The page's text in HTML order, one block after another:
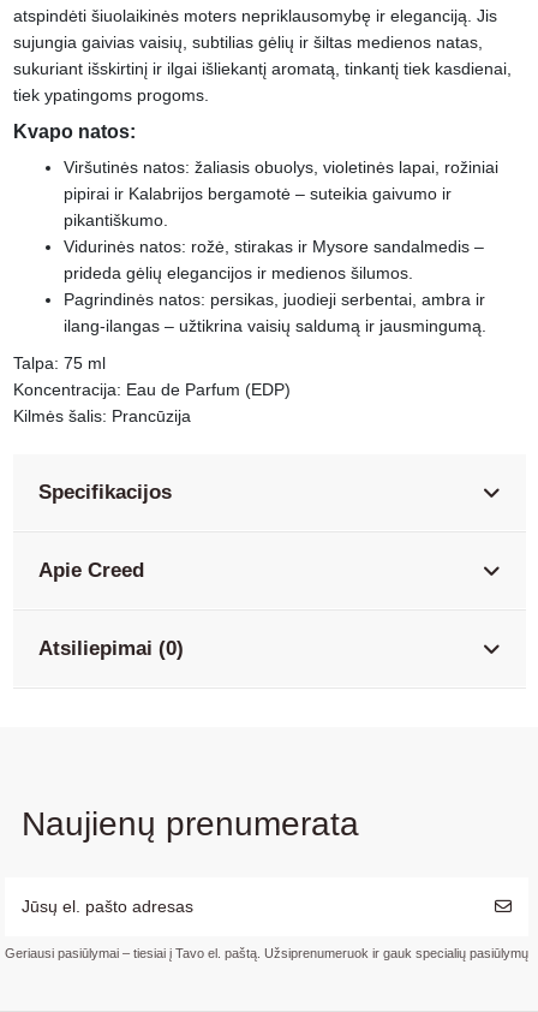
atspindėti šiuolaikinės moters nepriklausomybę ir eleganciją. Jis
sujungia gaivias vaisių, subtilias gėlių ir šiltas medienos natas,
sukuriant išskirtinį ir ilgai išliekantį aromatą, tinkantį tiek kasdienai,
tiek ypatingoms progoms.
Kvapo natos:
Viršutinės natos: žaliasis obuolys, violetinės lapai, rožiniai
pipirai ir Kalabrijos bergamotė – suteikia gaivumo ir
pikantiškumo.
Vidurinės natos: rožė, stirakas ir Mysore sandalmedis –
prideda gėlių elegancijos ir medienos šilumos.
Pagrindinės natos: persikas, juodieji serbentai, ambra ir
ilang-ilangas – užtikrina vaisių saldumą ir jausmingumą.
Talpa: 75 ml
Koncentracija: Eau de Parfum (EDP)
Kilmės šalis: Prancūzija
Specifikacijos
Apie Creed
Atsiliepimai (0)
Naujienų prenumerata
Geriausi pasiūlymai – tiesiai į Tavo el. paštą. Užsiprenumeruok ir gauk specialių pasiūlymų